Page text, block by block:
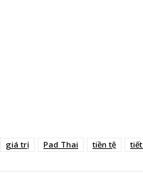
giá trị Pad Thai tiền tệ